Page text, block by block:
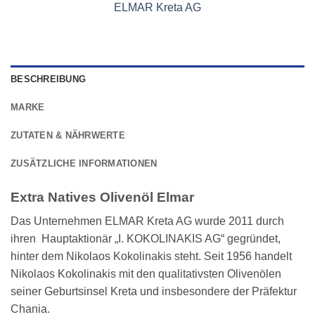
ELMAR Kreta AG
BESCHREIBUNG
MARKE
ZUTATEN & NÄHRWERTE
ZUSÄTZLICHE INFORMATIONEN
Extra Natives Olivenöl Elmar
Das Unternehmen ELMAR Kreta AG wurde 2011 durch
ihren Hauptaktionär „I. KOKOLINAKIS AG“ gegründet,
hinter dem Nikolaos Kokolinakis steht. Seit 1956 handelt
Nikolaos Kokolinakis mit den qualitativsten Olivenölen
seiner Geburtsinsel Kreta und insbesondere der Präfektur
Chania.